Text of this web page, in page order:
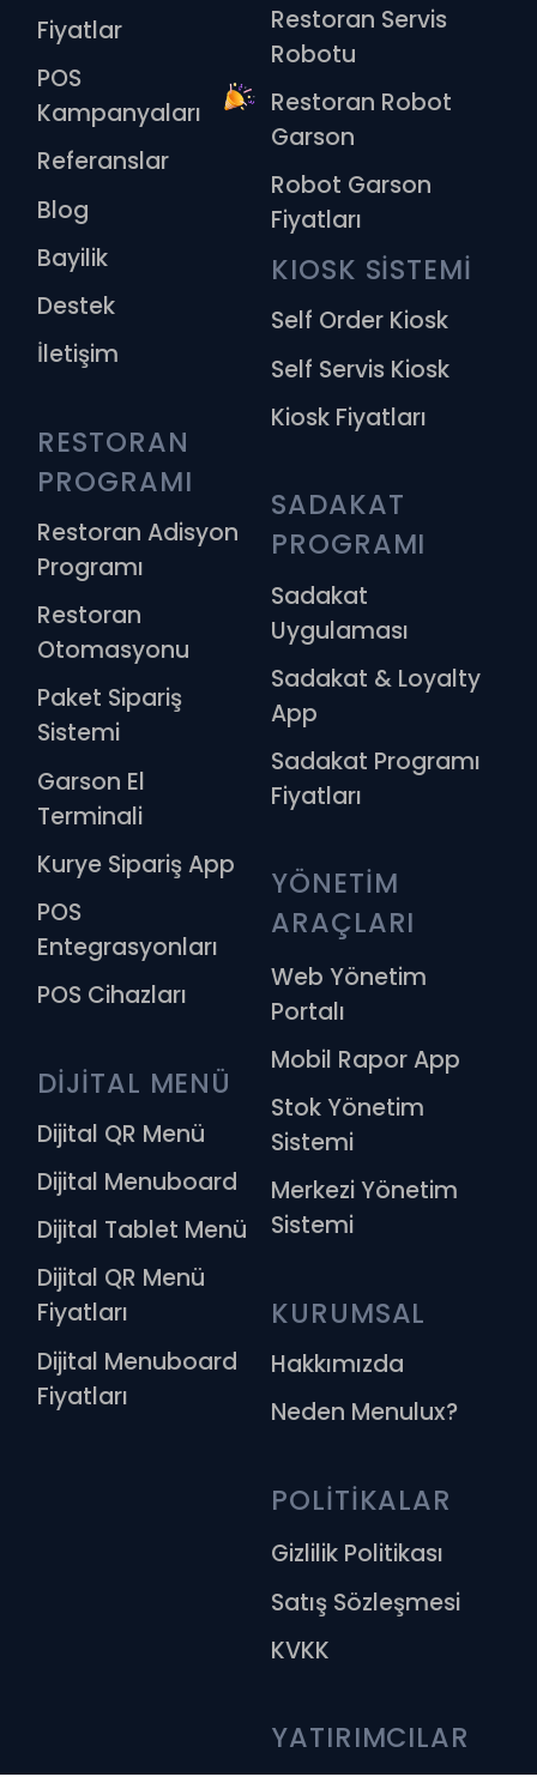
Fiyatlar
POS
Kampanyaları
Referanslar
Blog
Bayilik
Destek
İletişim
RESTORAN
PROGRAMI
Restoran Adisyon
Programı
Restoran
Otomasyonu
Paket Sipariş
Sistemi
Garson El
Terminali
Kurye Sipariş App
POS
Entegrasyonları
POS Cihazları
DİJİTAL MENÜ
Dijital QR Menü
Dijital Menuboard
Dijital Tablet Menü
Dijital QR Menü
Fiyatları
Dijital Menuboard
Fiyatları
Restoran Servis
Robotu
Restoran Robot
Garson
Robot Garson
Fiyatları
KIOSK SİSTEMİ
Self Order Kiosk
Self Servis Kiosk
Kiosk Fiyatları
SADAKAT
PROGRAMI
Sadakat
Uygulaması
Sadakat & Loyalty
App
Sadakat Programı
Fiyatları
YÖNETİM
ARAÇLARI
Web Yönetim
Portalı
Mobil Rapor App
Stok Yönetim
Sistemi
Merkezi Yönetim
Sistemi
KURUMSAL
Hakkımızda
Neden Menulux?
POLİTİKALAR
Gizlilik Politikası
Satış Sözleşmesi
KVKK
YATIRIMCILAR